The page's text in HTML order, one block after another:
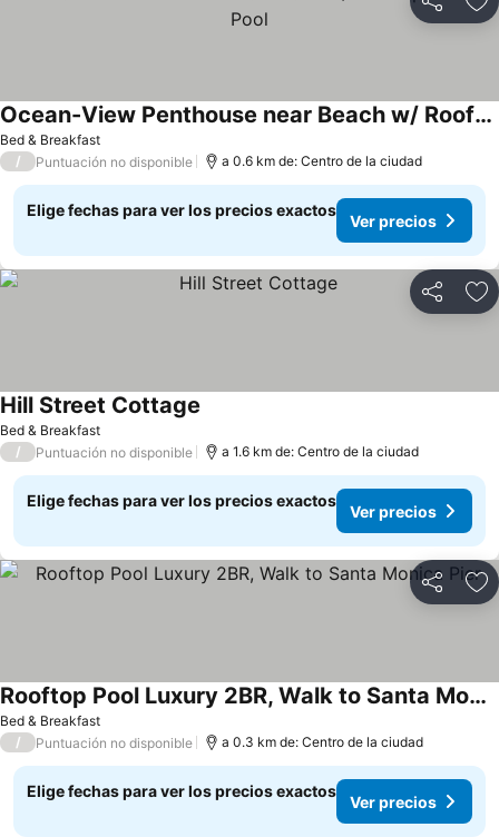
Compartir
Bed & Breakfast
Ocean-View Penthouse near Beach w/ Rooftop Deck & Pool
/ Puntuación no disponible a 0.6 km de: Centro de la ciudad
Elige fechas para ver los precios exactos
Ver precios
Compartir
Bed & Breakfast
Hill Street Cottage
/ Puntuación no disponible a 1.6 km de: Centro de la ciudad
Elige fechas para ver los precios exactos
Ver precios
Compartir
Bed & Breakfast
Rooftop Pool Luxury 2BR, Walk to Santa Monica Pier
/ Puntuación no disponible a 0.3 km de: Centro de la ciudad
Elige fechas para ver los precios exactos
Ver precios